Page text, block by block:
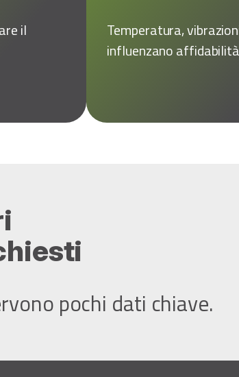
il
Temperatura,
influenzano
pochi dati chiave.